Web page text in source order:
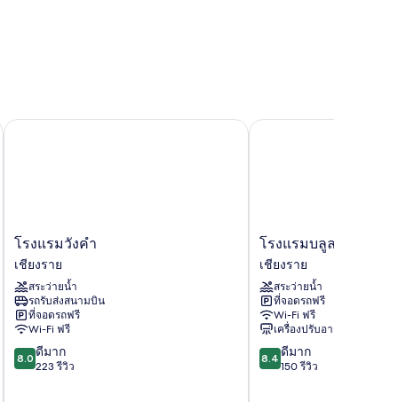
โรงแรม
วัง
คำ
เชียงราย
โรงแรมวังคำ
เชียงราย
สระว่ายน้ำ
รถรับส่งสนามบิน
ที่จอดรถฟรี
Wi-Fi ฟรี
8.0
จาก
8.0 ดีมาก
223 รีวิว
โรงแรมวังคำ
โรง
แรม
บลู
ลา
กูน
เชียงราย
โรงแรมบลูลากูน
เชียงราย
สระว่ายน้ำ
ที่จอดรถฟรี
Wi-Fi ฟรี
เครื่องปรับอากาศ
8.4
จาก
8.4 ดีมาก
150 รีวิว
โรงแรมบลูลากูน